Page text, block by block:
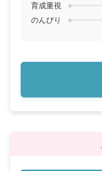
育成重視
のんびり